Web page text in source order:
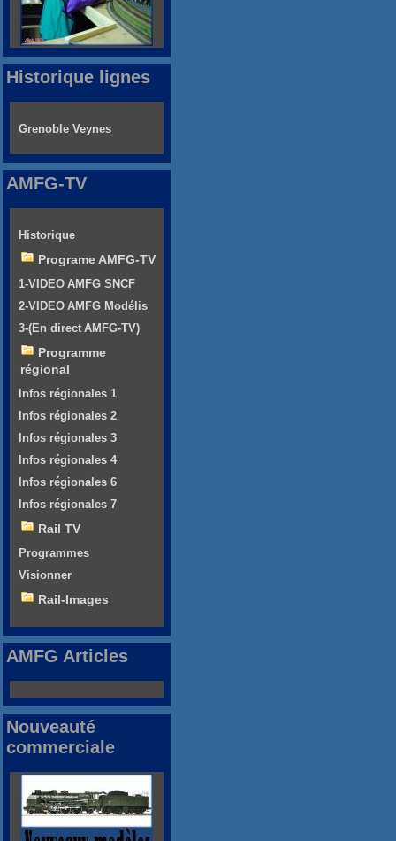
Historique lignes
Grenoble Veynes
AMFG-TV
Historique
Programe AMFG-TV
1-VIDEO AMFG SNCF
2-VIDEO AMFG Modélis
3-(En direct AMFG-TV)
Programme
régional
Infos régionales 1
Infos régionales 2
Infos régionales 3
Infos régionales 4
Infos régionales 6
Infos régionales 7
Rail TV
Programmes
Visionner
Rail-Images
AMFG Articles
Nouveauté
commerciale